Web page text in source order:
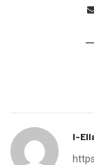
I-